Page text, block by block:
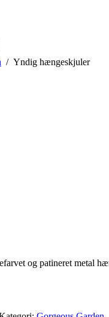
/ Yndig hængeskjuler
og patineret metal